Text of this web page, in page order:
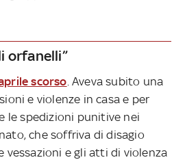
orfanelli”
scorso . Aveva subito una
e violenze in casa e per
le spedizioni punitive nei
che soffriva di disagio
vessazioni e gli atti di violenza